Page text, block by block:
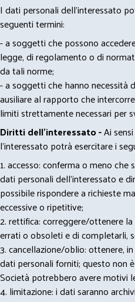
I dati personali dell’interessato
seguenti termini:
- a soggetti che possono
legge, di regolamento o di
da tali norme;
- a soggetti che hanno necessità
ausiliare al rapporto che
limiti strettamente necessari per
Diritti dell’interessato -Ai
l’interessato potrà esercitare i
1. accesso: conferma o meno
dati personali dell’interessato e
possibile rispondere a richieste
eccessive o ripetitive;
2. rettifica: correggere/ottenere
errati o obsoleti e di completarli,
3. cancellazione/oblio: ottenere,
dati personali forniti; questo non
Società potrebbero avere motivi
4. limitazione: i dati saranno